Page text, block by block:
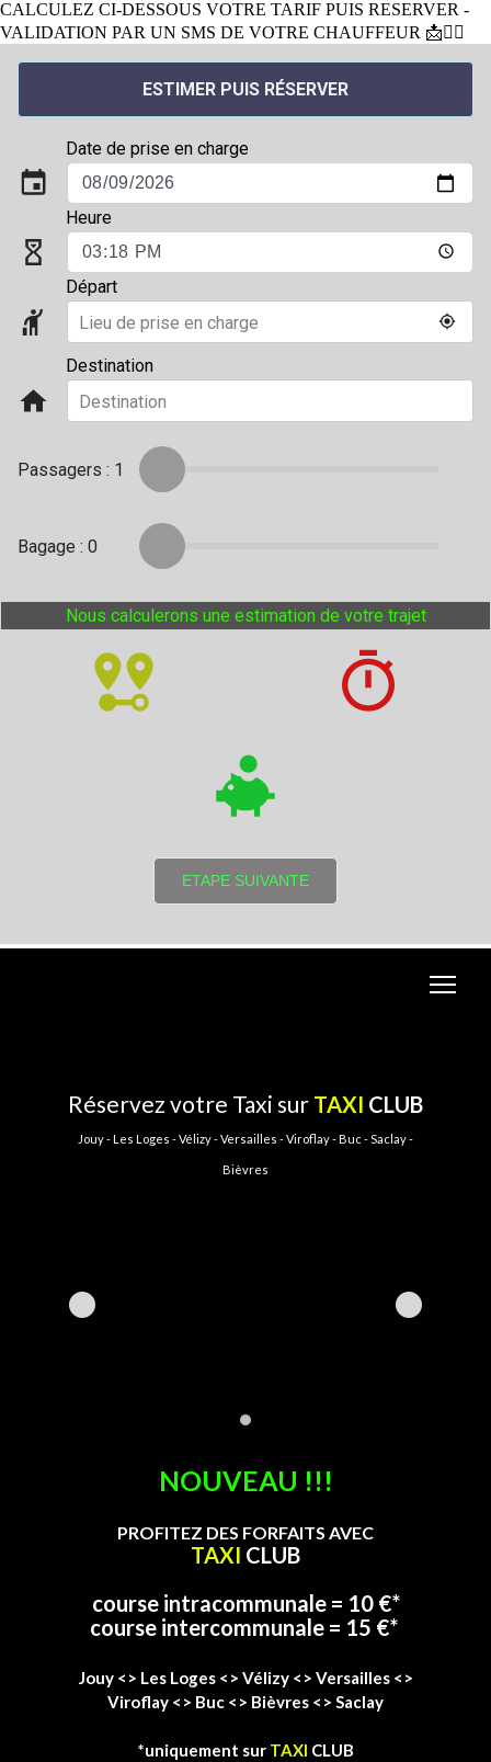
CALCULEZ CI-DESSOUS VOTRE TARIF PUIS RESERVER -
VALIDATION PAR UN SMS DE VOTRE CHAUFFEUR 📩👨‍✈️
Réservez votre Taxi sur TAXI CLUB
Jouy - Les Loges - Vélizy - Versailles - Viroflay - Buc - Saclay -
Bièvres
NOUVEAU !!!
PROFITEZ DES FORFAITS AVEC
TAXI CLUB
course intracommunale = 10 €*
course intercommunale = 15 €*
Jouy <> Les Loges <> Vélizy <> Versailles <>
Viroflay <> Buc <> Bièvres <> Saclay
*uniquement sur TAXI CLUB